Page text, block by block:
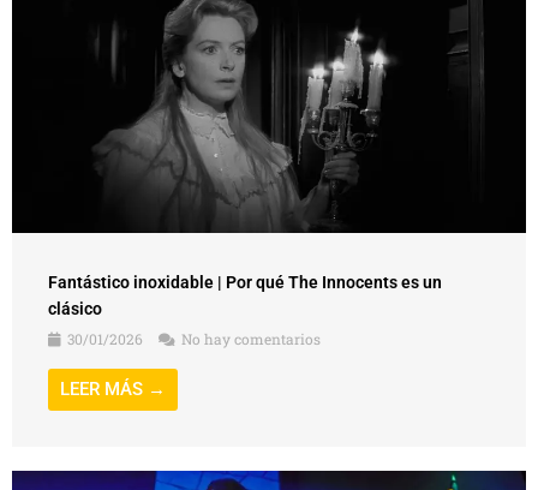
Fantástico inoxidable | Por qué The Innocents es un
clásico
30/01/2026
No hay comentarios
LEER MÁS →